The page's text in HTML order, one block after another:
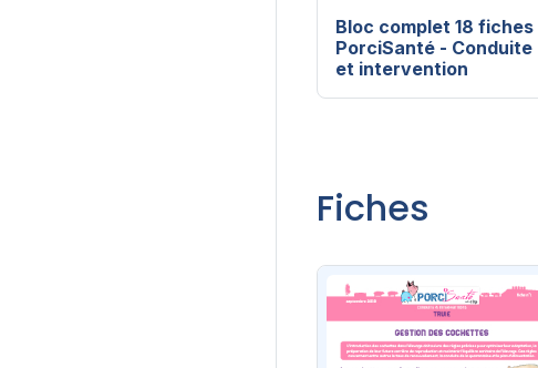
Bloc complet 18 fiches
PorciSanté - Conduite
et intervention
Fiches